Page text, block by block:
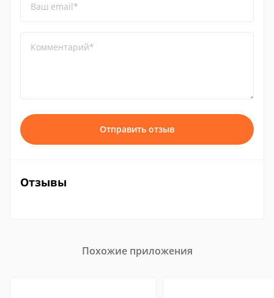
Ваш email*
Комментарий*
Отправить отзыв
Отзывы
Похожие приложения